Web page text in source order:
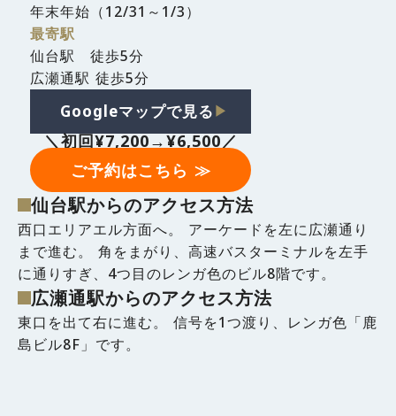
年末年始（12/31～1/3）
最寄駅
仙台駅 徒歩5分
広瀬通駅 徒歩5分
Googleマップで見る ▶︎
＼初回¥7,200→¥6,500／
ご予約はこちら ≫
仙台駅からのアクセス方法
西口エリアエル方面へ。 アーケードを左に広瀬通り
まで進む。 角をまがり、高速バスターミナルを左手
に通りすぎ、4つ目のレンガ色のビル8階です。
広瀬通駅からのアクセス方法
東口を出て右に進む。 信号を1つ渡り、レンガ色「鹿
島ビル8F」です。